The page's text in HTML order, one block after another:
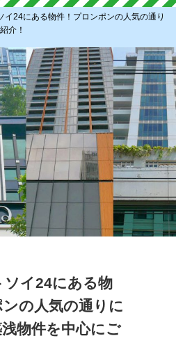
イ24にある物件！プロンポンの人気の通り
介！
ソイ24にある物
の人気の通りに
物件を中心にご